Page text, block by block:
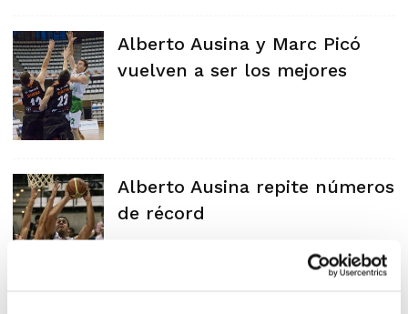
Alberto Ausina y Marc Picó
vuelven a ser los mejores
Alberto Ausina repite números
de récord